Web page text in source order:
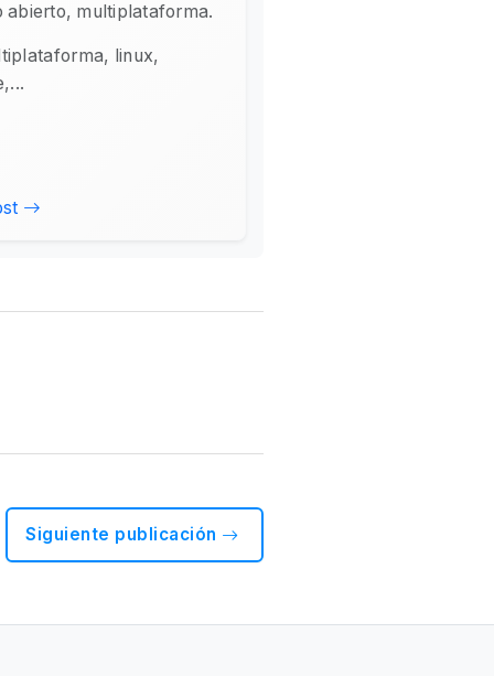
abierto, multiplataforma.
linux,
Siguiente publicación